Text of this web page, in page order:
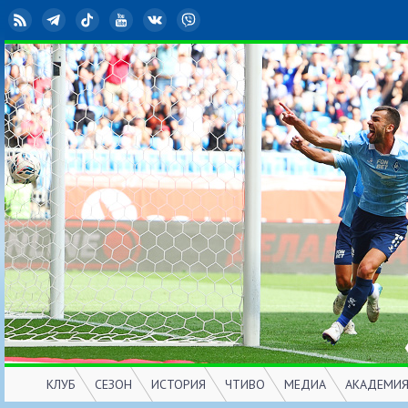
RSS TelegramTikTok YouTubeВКонтакте
КЛУБ
СЕЗОН
ИСТОРИЯ
ЧТИВО
МЕДИА
АКАДЕМИЯ